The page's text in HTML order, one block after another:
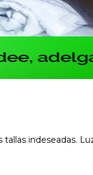
indeseadas.